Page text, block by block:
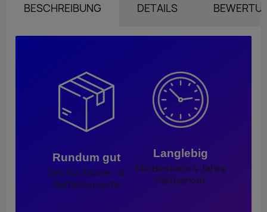
BESCHREIBUNG DETAILS
Rundum gut
Set für Fahrer- &
Beifahrerseite
Langlebig
Mindestens 4 Jahre
Haltbarkeit